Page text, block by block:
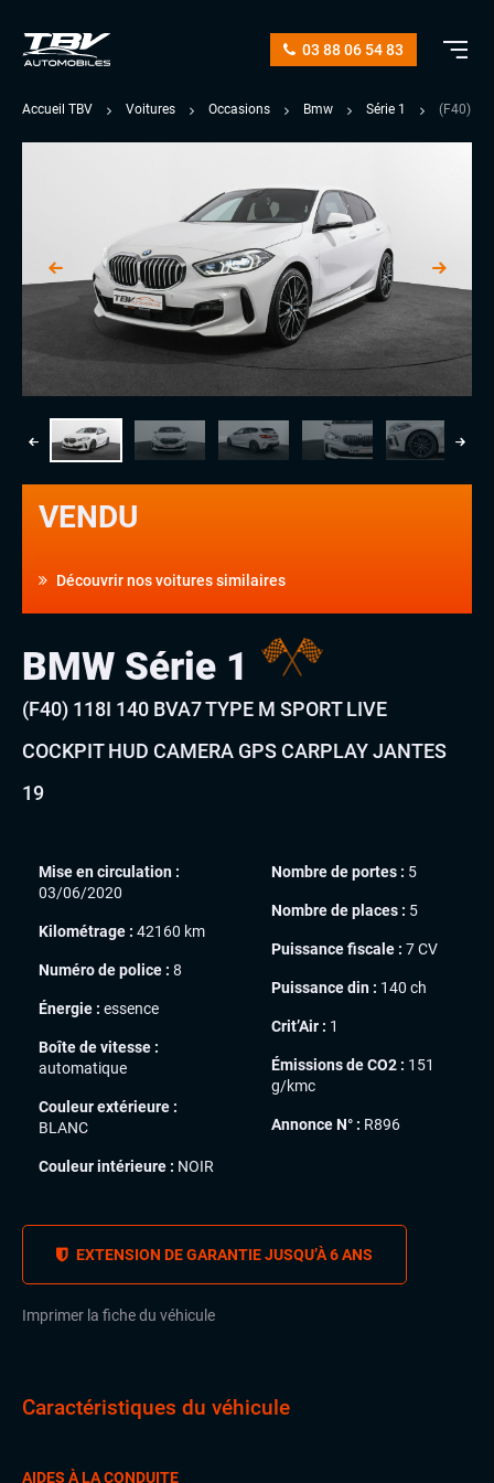
03 88 06 54 83
Accueil TBV Voitures Occasions Bmw Série 1 (F40)
VENDU
Découvrir nos voitures similaires
BMW Série 1
(F40) 118I 140 BVA7 TYPE M SPORT LIVE
COCKPIT HUD CAMERA GPS CARPLAY JANTES
19
Mise en circulation :
03/06/2020
Kilométrage : 42160 km
Numéro de police : 8
Énergie : essence
Boîte de vitesse :
automatique
Couleur extérieure :
BLANC
Couleur intérieure : NOIR
Nombre de portes : 5
Nombre de places : 5
Puissance fiscale : 7 CV
Puissance din : 140 ch
Crit’Air : 1
Émissions de CO2 : 151
g/kmc
Annonce N° : R896
EXTENSION DE GARANTIE JUSQU’À 6 ANS
Imprimer la fiche du véhicule
Caractéristiques du véhicule
AIDES À LA CONDUITE